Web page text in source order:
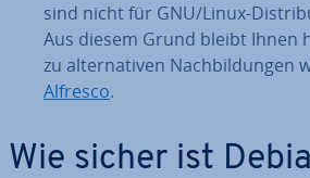
sind nicht für GNU/Linux-
Aus diesem Grund bleibt Ihnen
zu al­ter­na­ti­ven Nach­bil­dun­gen
Alfresco.
Wie sicher ist